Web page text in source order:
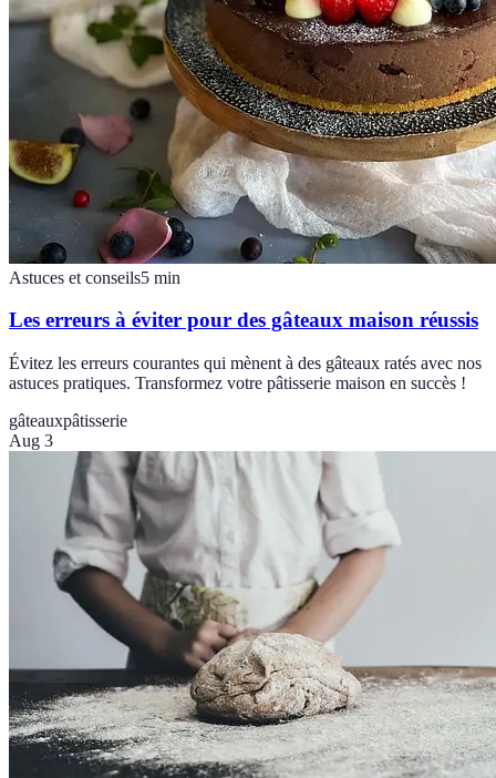
Astuces et conseils5 min
Les erreurs à éviter pour des gâteaux maison réussis
Évitez les erreurs courantes qui mènent à des gâteaux ratés avec nos
astuces pratiques. Transformez votre pâtisserie maison en succès !
gâteauxpâtisserie
Aug 3